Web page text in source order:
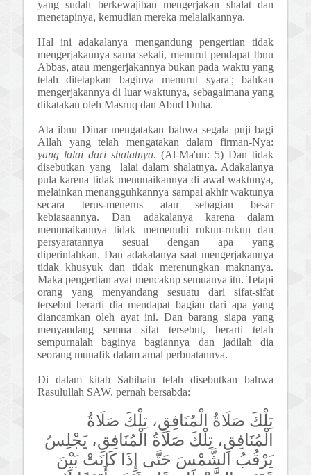
yang sudah berkewajiban mengerjakan shalat dan
menetapinya, kemudian mereka melalaikannya.
Hal ini adakalanya mengandung pengertian tidak
mengerjakannya sama sekali, menurut pendapat Ibnu
Abbas, atau mengerjakannya bukan pada waktu yang
telah ditetapkan baginya menurut syara'; bahkan
mengerjakannya di luar waktunya, sebagaimana yang
dikatakan oleh Masruq dan Abud Duha.
Ata ibnu Dinar mengatakan bahwa segala puji bagi
Allah yang telah mengatakan dalam firman-Nya:
yang lalai dari shalatnya. (Al-Ma'un: 5) Dan tidak
disebutkan yang lalai dalam shalatnya. Adakalanya
pula karena tidak menunaikannya di awal waktunya,
melainkan menangguhkannya sampai akhir waktunya
secara terus-menerus atau sebagian besar
kebiasaannya. Dan adakalanya karena dalam
menunaikannya tidak memenuhi rukun-rukun dan
persyaratannya sesuai dengan apa yang
diperintahkan. Dan adakalanya saat mengerjakannya
tidak khusyuk dan tidak merenungkan maknanya.
Maka pengertian ayat mencakup semuanya itu. Tetapi
orang yang menyandang sesuatu dari sifat-sifat
tersebut berarti dia mendapat bagian dari apa yang
diancamkan oleh ayat ini. Dan barang siapa yang
menyandang semua sifat tersebut, berarti telah
sempurnalah baginya bagiannya dan jadilah dia
seorang munafik dalam amal perbuatannya.
Di dalam kitab Sahihain telah disebutkan bahwa
Rasulullah SAW. pernah bersabda:
تِلْكَ صَلَاةُ الْمُنَافِقِ، تِلْكَ صَلَاةُ
الْمُنَافِقِ، تِلْكَ صَلَاةُ الْمُنَافِقِ، يَجْلِسُ
يَرْقُبُ الشَّمْسَ حَتَّى إِذَا كَانَتْ بَيْنَ